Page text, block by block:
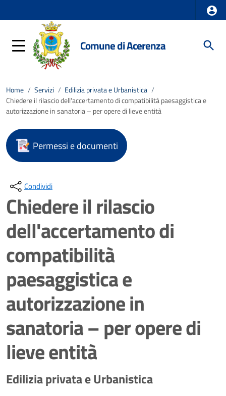
Comune di Acerenza
Home / Servizi / Edilizia privata e Urbanistica /
Chiedere il rilascio dell'accertamento di compatibilità paesaggistica e
autorizzazione in sanatoria – per opere di lieve entità
Permessi e documenti
Condividi
Chiedere il rilascio
dell'accertamento di
compatibilità
paesaggistica e
autorizzazione in
sanatoria – per opere di
lieve entità
Edilizia privata e Urbanistica